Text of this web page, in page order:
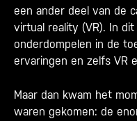
een ander deel van de
virtual reality (VR). In
onderdompelen in de
ervaringen en zelfs VR
Maar dan kwam het
waren gekomen: de